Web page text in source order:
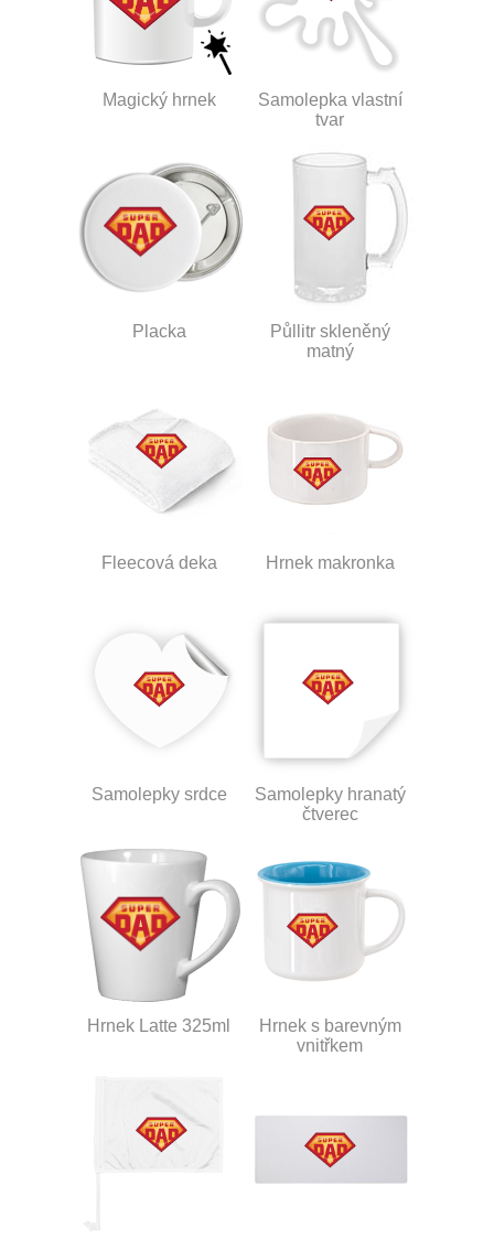
Magický hrnek
Samolepka vlastní
tvar
Placka
Půllitr skleněný
matný
Fleecová deka Hrnek makronka
Samolepky srdce
Samolepky hranatý
čtverec
Hrnek Latte 325ml
Hrnek s barevným
vnitřkem